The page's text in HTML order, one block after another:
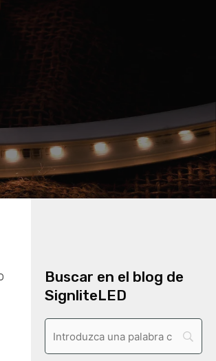
Buscar en el blog de
SignliteLED